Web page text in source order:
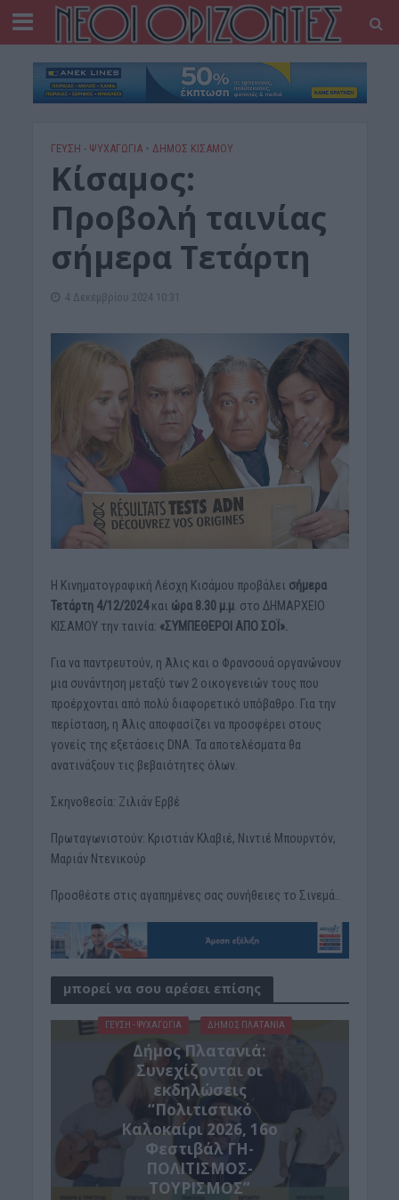
ΓΕΎΣΗ - ΨΥΧΑΓΩΓΊΑ • ΔΉΜΟΣ ΚΙΣΆΜΟΥ
Kίσαμος:
Προβολή ταινίας
σήμερα Τετάρτη
4 Δεκεμβρίου 2024 10:31
Η Κινηματογραφική Λέσχη Κισάμου προβάλει σήμερα
Τετάρτη 4/12/2024και ώρα 8.30 μ.μ. στο ΔΗΜΑΡΧΕΙΟ
ΚΙΣΑΜΟΥ την ταινία: «ΣΥΜΠΕΘΕΡΟΙ ΑΠΟ ΣΟΪ».
Για να παντρευτούν, η Άλις και ο Φρανσουά οργανώνουν
μια συνάντηση μεταξύ των 2 οικογενειών τους που
προέρχονται από πολύ διαφορετικό υπόβαθρο. Για την
περίσταση, η Άλις αποφασίζει να προσφέρει στους
γονείς της εξετάσεις DNA. Τα αποτελέσματα θα
ανατινάξουν τις βεβαιότητες όλων.
Σκηνοθεσία: Ζιλιάν Ερβέ
Πρωταγωνιστούν: Κριστιάν Κλαβιέ, Νιντιέ Μπουρντόν,
Μαριάν Ντενικούρ
Προσθέστε στις αγαπημένες σας συνήθειες το Σινεμά..
μπορεί να σου αρέσει επίσης
ΓΕΎΣΗ - ΨΥΧΑΓΩΓΊΑ ΔΉΜΟΣ ΠΛΑΤΑΝΙΆ
Δήμος Πλατανιά:
Συνεχίζονται οι
εκδηλώσεις
“Πολιτιστικό
Καλοκαίρι 2026, 16ο
Φεστιβάλ ΓΗ-
ΠΟΛΙΤΙΣΜΟΣ-
ΤΟΥΡΙΣΜΟΣ”